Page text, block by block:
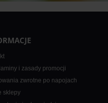
i zasady promocji
zwrotne po napojach
sklepy